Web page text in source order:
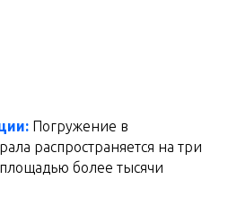
Погружение в
распространяется на три
более тысячи